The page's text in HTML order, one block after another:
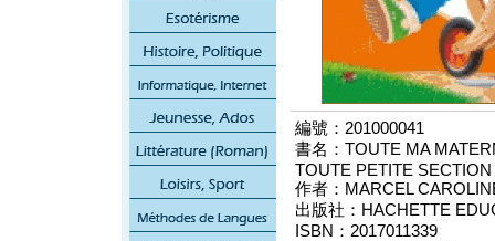
編號：201000041
書名：TOUTE MA
TOUTE PETITE SECTION
作者：MARCEL
出版社：HACHETTE
ISBN：2017011339